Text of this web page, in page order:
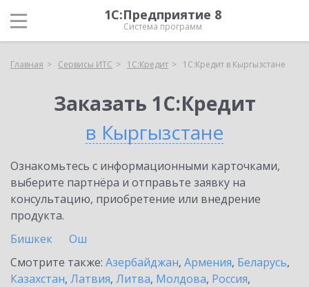
1С:Предприятие 8
Система программ
Главная Сервисы ИТС 1С:Кредит 1С:Кредит в Кыргызстане
Заказать 1С:Кредит
в Кыргызстане
Ознакомьтесь с информационными карточками,
выберите партнёра и отправьте заявку на
консультацию, приобретение или внедрение
продукта.
Бишкек
Ош
Смотрите также: Азербайджан, Армения, Беларусь,
Казахстан, Латвия, Литва, Молдова, Россия,